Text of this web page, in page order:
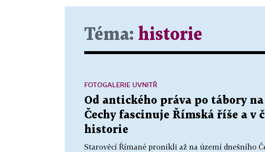
Téma: historie
Od antického práva po tábory
Čechy fascinuje Římská říše a v
historie
Starověcí Římané pronikli až na území dnešního
FOTOGALERIE UVNITŘ